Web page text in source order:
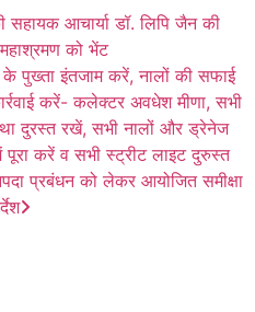
सहायक आचार्या डॉ. लिपि जैन की
को भेंट
के पुख्ता इंतजाम करें, नालों की सफाई
करें- कलेक्टर अवधेश मीणा, सभी
दुरस्त रखें, सभी नालों और ड्रेनेज
करें व सभी स्ट्रीट लाइट दुरुस्त
प्रबंधन को लेकर आयोजित समीक्षा